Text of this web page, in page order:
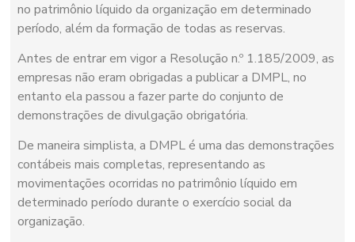
no patrimônio líquido da organização em determinado
período, além da formação de todas as reservas.
Antes de entrar em vigor a Resolução n.º 1.185/2009, as
empresas não eram obrigadas a publicar a DMPL, no
entanto ela passou a fazer parte do conjunto de
demonstrações de divulgação obrigatória.
De maneira simplista, a DMPL é uma das demonstrações
contábeis mais completas, representando as
movimentações ocorridas no patrimônio líquido em
determinado período durante o exercício social da
organização.